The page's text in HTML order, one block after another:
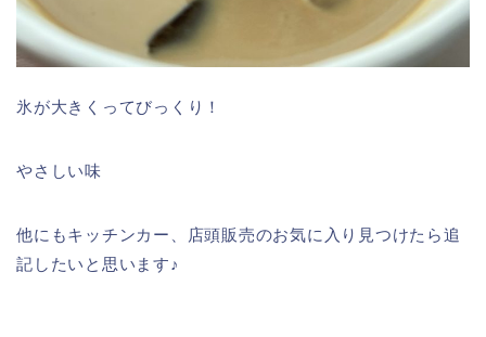
氷が大きくってびっくり！
やさしい味
他にもキッチンカー、店頭販売のお気に入り見つけたら追
記したいと思います♪